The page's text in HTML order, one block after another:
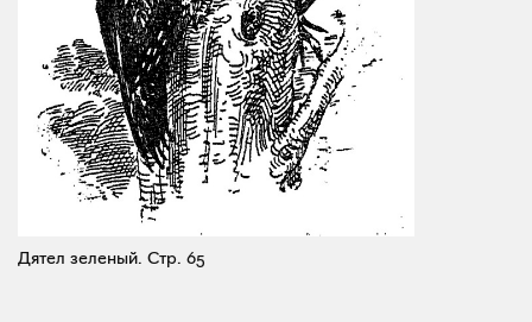
Дятел зеленый. Стр. 65